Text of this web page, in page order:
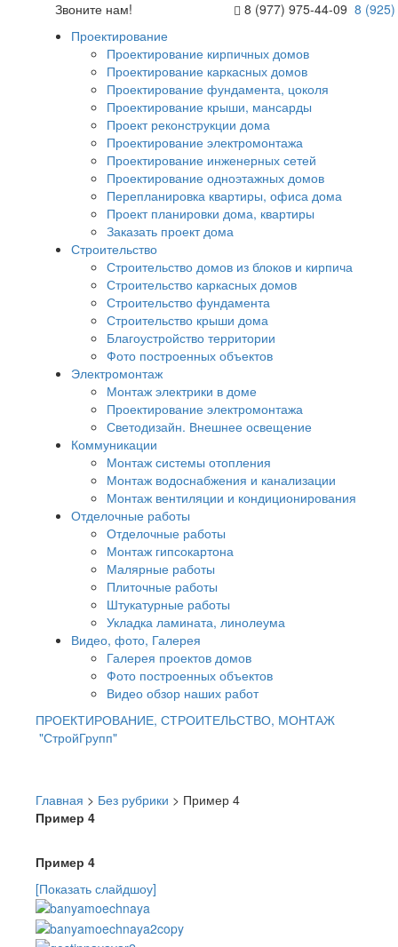
Звоните нам! 8 (977) 975-44-09 8
Проектирование
Проектирование кирпичных домов
Проектирование каркасных домов
Проектирование фундамента, цоколя
Проектирование крыши, мансарды
Проект реконструкции дома
Проектирование электромонтажа
Проектирование инженерных сетей
Проектирование одноэтажных домов
Перепланировка квартиры, офиса дома
Проект планировки дома, квартиры
Заказать проект дома
Строительство
Строительство домов из блоков и кирпича
Строительство каркасных домов
Строительство фундамента
Строительство крыши дома
Благоустройство территории
Фото построенных объектов
Электромонтаж
Монтаж электрики в доме
Проектирование электромонтажа
Светодизайн. Внешнее освещение
Коммуникации
Монтаж системы отопления
Монтаж водоснабжения и канализации
Монтаж вентиляции и кондиционирования
Отделочные работы
Отделочные работы
Монтаж гипсокартона
Малярные работы
Плиточные работы
Штукатурные работы
Укладка ламината, линолеума
Видео, фото, Галерея
Галерея проектов домов
Фото построенных объектов
Видео обзор наших работ
ПРОЕКТИРОВАНИЕ, СТРОИТЕЛЬСТВО, МОНТАЖ
"СтройГрупп"
Главная > Без рубрики > Пример 4
Пример 4
Пример 4
[Показать слайдшоу]